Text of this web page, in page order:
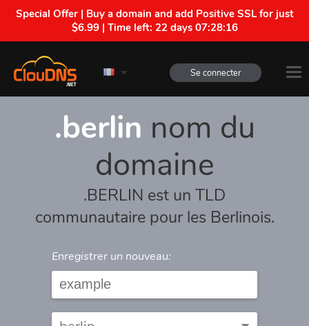
Special Offer | Buy a domain and add Positive SSL for just
$6.99 | Time left: 22 days 07:28:16
Se connecter
.berlin nom du
domaine
.BERLIN est un TLD
communautaire pour les Berlinois.
Enregistrer un nouveau: